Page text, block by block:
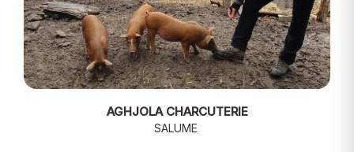
AGHJOLA CHARCUTERIE
SALUME